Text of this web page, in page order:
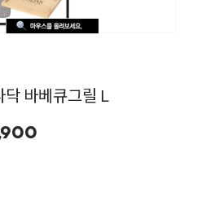
바베큐그릴 L